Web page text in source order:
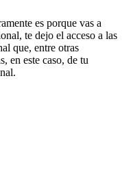
es porque vas a
te dejo el acceso a las
que, entre otras
en este caso, de tu